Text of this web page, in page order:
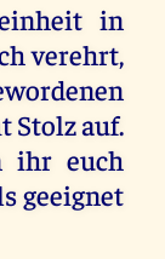
in
verehrt,
Stolz auf.
ihr euch
geeignet